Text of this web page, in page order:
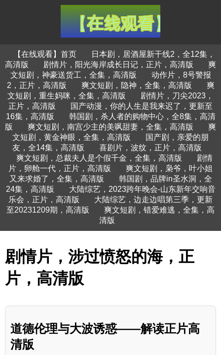
【在线观看】首页
日本剧，居酒屋新干线2，全12集，
高清版
剧情片，阳光海岸成长日记，正片，高清版
爽
文短剧，神豪送货工，全集，高清版
动作片，8号警报
2，正片，高清版
爽文短剧，隐神，全集，高清版
爽
文短剧，重生妈咪，全集，高清版
剧情片，刀尖2023，
正片，高清版
国产动漫，你的人生是我来迟了，更新至
16集，高清版
韩国剧，杀人者的购物中心，全8集，高清
版
爽文短剧，南宫少主的美飒甜妻，全集，高清版
爽
文短剧，黄金神眼，全集，高清版
国产剧，亲爱的朋
友，全14集，高清版
喜剧片，波纹，正片，高清版
爽文短剧，总裁夫人是个假千金，全集，高清版
剧情
片，卵舱一代，正片，高清版
爽文短剧，枭爷，叶小姐
又来求婚了，全集，高清版
韩国剧，品牌in圣水洞，全
24集，高清版
大陆综艺，2023跨年晚会-山东新年交响音
乐会，正片，高清版
大陆综艺，边走边唱第三季，更新
至20231209期，高清版
爽文短剧，错爱难逃，全集，高
清版
剧情片，涉过愤怒的海，正
片，高清版
道德伦理与大波诱惑——解读正片高
清版